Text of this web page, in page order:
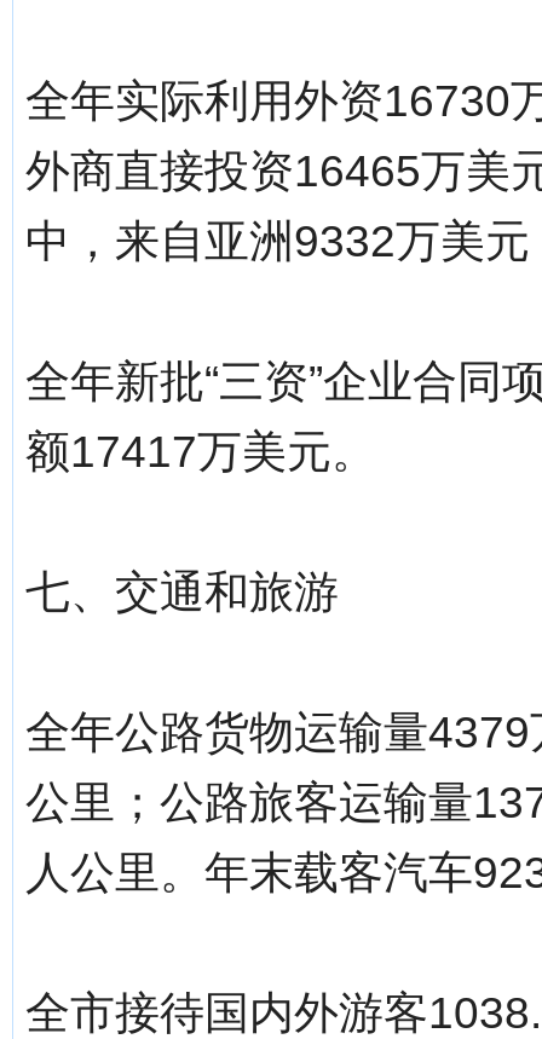
全年实际利用外资16730
外商直接投资16465万美
中，来自亚洲9332万美
全年新批“三资”企业合同
额17417万美元。
七、交通和旅游
全年公路货物运输量
公里；公路旅客运输量
人公里。年末载客汽车
全市接待国内外游客